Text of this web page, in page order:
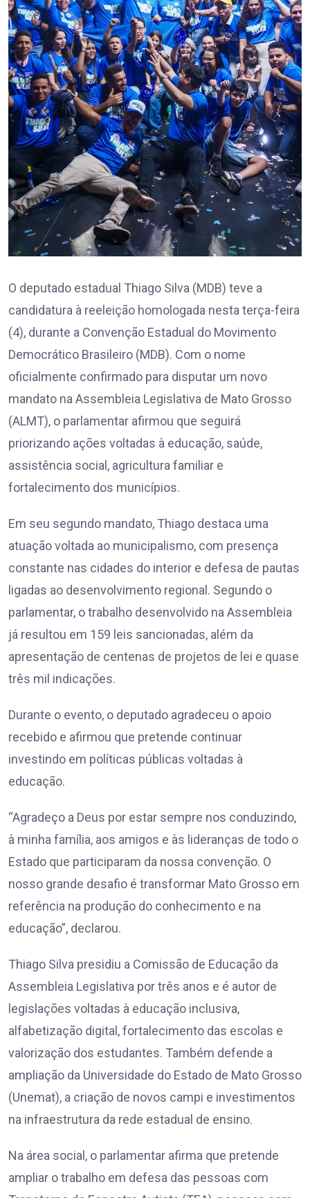
O deputado estadual Thiago Silva (MDB) teve a
candidatura à reeleição homologada nesta terça-feira
(4), durante a Convenção Estadual do Movimento
Democrático Brasileiro (MDB). Com o nome
oficialmente confirmado para disputar um novo
mandato na Assembleia Legislativa de Mato Grosso
(ALMT), o parlamentar afirmou que seguirá
priorizando ações voltadas à educação, saúde,
assistência social, agricultura familiar e
fortalecimento dos municípios.
Em seu segundo mandato, Thiago destaca uma
atuação voltada ao municipalismo, com presença
constante nas cidades do interior e defesa de pautas
ligadas ao desenvolvimento regional. Segundo o
parlamentar, o trabalho desenvolvido na Assembleia
já resultou em 159 leis sancionadas, além da
apresentação de centenas de projetos de lei e quase
três mil indicações.
Durante o evento, o deputado agradeceu o apoio
recebido e afirmou que pretende continuar
investindo em políticas públicas voltadas à
educação.
“Agradeço a Deus por estar sempre nos conduzindo,
à minha família, aos amigos e às lideranças de todo o
Estado que participaram da nossa convenção. O
nosso grande desafio é transformar Mato Grosso em
referência na produção do conhecimento e na
educação”, declarou.
Thiago Silva presidiu a Comissão de Educação da
Assembleia Legislativa por três anos e é autor de
legislações voltadas à educação inclusiva,
alfabetização digital, fortalecimento das escolas e
valorização dos estudantes. Também defende a
ampliação da Universidade do Estado de Mato Grosso
(Unemat), a criação de novos campi e investimentos
na infraestrutura da rede estadual de ensino.
Na área social, o parlamentar afirma que pretende
ampliar o trabalho em defesa das pessoas com